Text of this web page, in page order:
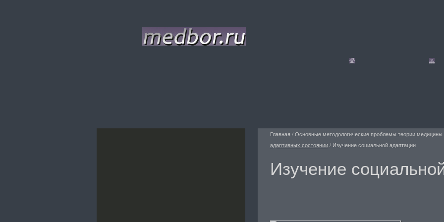
Главная /Основные методологические проблемы теории медицины
адаптивных состоянии/ Изучение социальной адаптации
Изучение